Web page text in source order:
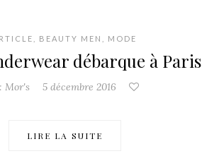
BEAUTY MEN MODE
débarque à Paris
Mor's 5 décembre 2016
LIRE LA SUITE